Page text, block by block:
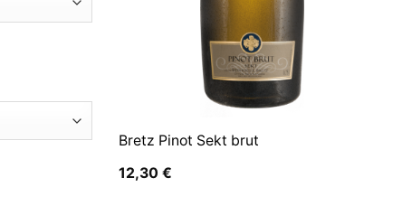
Bretz Pinot Sekt brut
12,30€